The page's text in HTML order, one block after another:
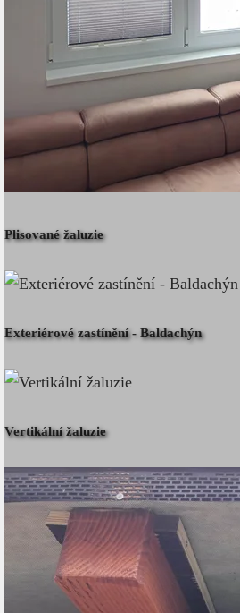
Plisované žaluzie
Exteriérové zastínění - Baldachýn
Vertikální žaluzie